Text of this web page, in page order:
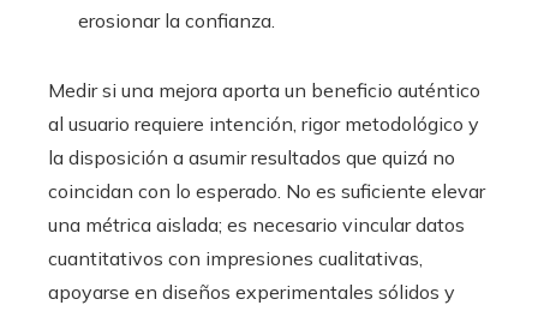
erosionar la confianza.
Medir si una mejora aporta un beneficio auténtico
al usuario requiere intención, rigor metodológico y
la disposición a asumir resultados que quizá no
coincidan con lo esperado. No es suficiente elevar
una métrica aislada; es necesario vincular datos
cuantitativos con impresiones cualitativas,
apoyarse en diseños experimentales sólidos y